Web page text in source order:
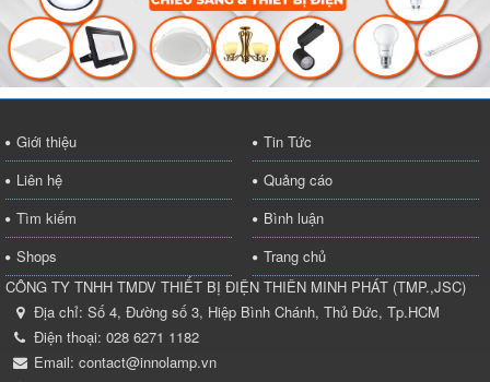
Giới thiệu
Tin Tức
Liên hệ
Quảng cáo
Tìm kiếm
Bình luận
Shops
Trang chủ
CÔNG TY TNHH TMDV THIẾT BỊ ĐIỆN THIÊN MINH PHÁT (TMP.,JSC)
Địa chỉ: Số 4, Đường số 3, Hiệp Bình Chánh, Thủ Đức, Tp.HCM
Điện thoại: 028 6271 1182
Email: contact@innolamp.vn